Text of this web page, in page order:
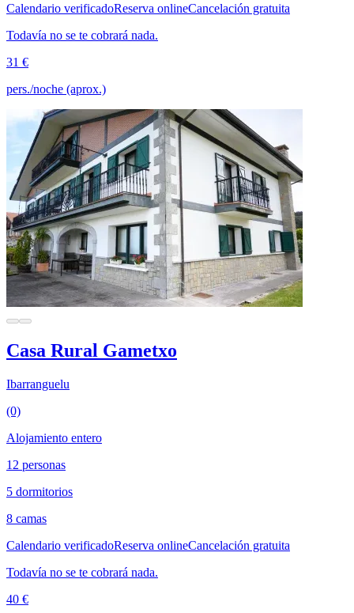
Calendario verificadoReserva onlineCancelación gratuita
Todavía no se te cobrará nada.
31 €
pers./noche (aprox.)
Casa Rural Gametxo
Ibarranguelu
(0)
Alojamiento entero
12 personas
5 dormitorios
8 camas
Calendario verificadoReserva onlineCancelación gratuita
Todavía no se te cobrará nada.
40 €